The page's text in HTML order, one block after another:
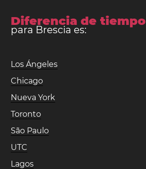
Diferencia de tiempo
para Brescia es:
Los Ángeles
Chicago
Nueva York
Toronto
São Paulo
UTC
Lagos